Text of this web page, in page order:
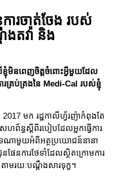
ារចាត់ចែង របស់
ងតវ៉ា និង
ើខ្ញុំមិនពេញចិត្តចំពោះអ្វីមួយដែល
រគ្រប់គ្រងនៃ Medi-Cal របស់ខ្ញុំ
2017 មក រដ្ឋកាលីហ្វ័រញ៉ាកំពុងតែ
ហព័ន្ធស្តីពីរបៀបដែលអ្នកធ្វើការ
ទណាមួយអំពីអត្ថប្រយោជន៍នានា
ែនការថែទាំដែលស្ថិតក្រោមការ
តាមរយៈបណ្តឹងសារទុក្ខ។